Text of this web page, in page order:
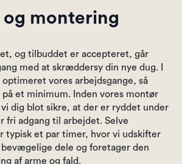
og montering
og tilbuddet er accepteret, går
med at skræddersy din nye dug. I
vores arbejdsgange, så
et minimum. Inden vores montør
dig blot sikre, at der er ryddet under
fri adgang til arbejdet. Selve
typisk et par timer, hvor vi udskifter
dele og foretager den
af arme og fald.